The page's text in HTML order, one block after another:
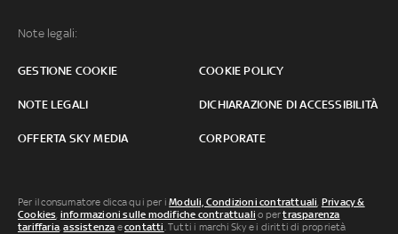
Note legali:
GESTIONE COOKIE COOKIE POLICY
NOTE LEGALI DICHIARAZIONE DI ACCESSIBILITÀ
OFFERTA SKY MEDIA CORPORATE
Per il consumatore clicca qui per iModuli, Condizioni contrattuali, Privacy &
Cookies, informazioni sulle modifiche contrattuali o pertrasparenza
tariffaria,assistenza econtatti. Tutti i marchi Sky e i diritti di proprietà